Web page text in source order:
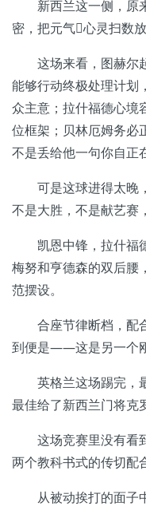
新西兰这一侧，原
密，把元气心灵扫数
这场来看，图赫尔
能够行动终极处理计划
众主意；拉什福德心境
位框架；贝林厄姆务必
不是丢给他一句你自正
可是这球进得太晚
不是大胜，不是献艺赛
凯恩中锋，拉什福
梅努和亨德森的双后腰
范摆设。
合座节律断档，配
到便是——这是另一个
英格兰这场踢完，
最佳给了新西兰门将克
这场竞赛里没有看
两个教科书式的传切配
从被动挨打的面子